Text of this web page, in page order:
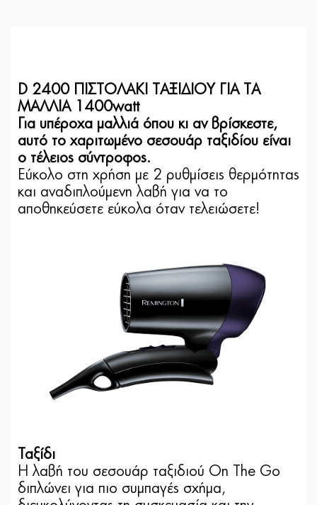
D 2400 ΠΙΣΤΟΛΑΚΙ ΤΑΞΙΔΙΟΥ ΓΙΑ ΤΑ
ΜΑΛΛΙΑ 1400watt
Για υπέροχα μαλλιά όπου κι αν βρίσκεστε,
αυτό το χαριτωμένο σεσουάρ ταξιδίου είναι
ο τέλειος σύντροφος.
Εύκολο στη χρήση με 2 ρυθμίσεις θερμότητας
και αναδιπλούμενη λαβή για να το
αποθηκεύσετε εύκολα όταν τελειώσετε!
Ταξίδι
Η λαβή του σεσουάρ ταξιδιού On The Go
διπλώνει για πιο συμπαγές σχήμα,